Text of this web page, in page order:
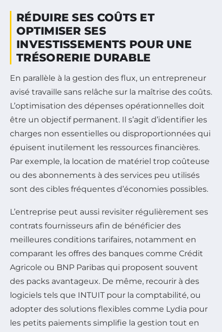
RÉDUIRE SES COÛTS ET
OPTIMISER SES
INVESTISSEMENTS POUR UNE
TRÉSORERIE DURABLE
En parallèle à la gestion des flux, un entrepreneur
avisé travaille sans relâche sur la maîtrise des coûts.
L’optimisation des dépenses opérationnelles doit
être un objectif permanent. Il s’agit d’identifier les
charges non essentielles ou disproportionnées qui
épuisent inutilement les ressources financières.
Par exemple, la location de matériel trop coûteuse
ou des abonnements à des services peu utilisés
sont des cibles fréquentes d’économies possibles.
L’entreprise peut aussi revisiter régulièrement ses
contrats fournisseurs afin de bénéficier des
meilleures conditions tarifaires, notamment en
comparant les offres des banques comme Crédit
Agricole ou BNP Paribas qui proposent souvent
des packs avantageux. De même, recourir à des
logiciels tels que INTUIT pour la comptabilité, ou
adopter des solutions flexibles comme Lydia pour
les petits paiements simplifie la gestion tout en